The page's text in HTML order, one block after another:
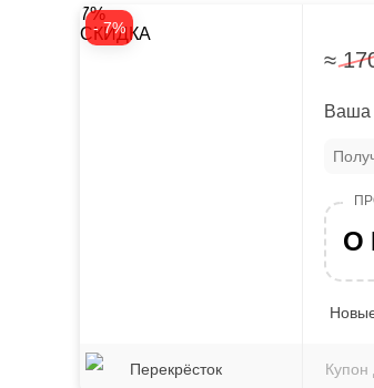
- 7%
7%
СКИДКА
Перекрёсток
≈
Ваша
Купон